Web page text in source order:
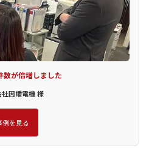
数が倍増しました
因幡電機 様
例を見る